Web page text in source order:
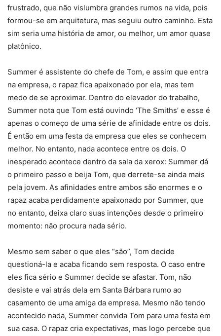
frustrado, que não vislumbra grandes rumos na vida, pois
formou-se em arquitetura, mas seguiu outro caminho. Esta
sim seria uma história de amor, ou melhor, um amor quase
platônico.
Summer é assistente do chefe de Tom, e assim que entra
na empresa, o rapaz fica apaixonado por ela, mas tem
medo de se aproximar. Dentro do elevador do trabalho,
Summer nota que Tom está ouvindo ‘The Smiths’ e esse é
apenas o começo de uma série de afinidade entre os dois.
É então em uma festa da empresa que eles se conhecem
melhor. No entanto, nada acontece entre os dois. O
inesperado acontece dentro da sala da xerox: Summer dá
o primeiro passo e beija Tom, que derrete-se ainda mais
pela jovem. As afinidades entre ambos são enormes e o
rapaz acaba perdidamente apaixonado por Summer, que
no entanto, deixa claro suas intenções desde o primeiro
momento: não procura nada sério.
Mesmo sem saber o que eles “são”, Tom decide
questioná-la e acaba ficando sem resposta. O caso entre
eles fica sério e Summer decide se afastar. Tom, não
desiste e vai atrás dela em Santa Bárbara rumo ao
casamento de uma amiga da empresa. Mesmo não tendo
acontecido nada, Summer convida Tom para uma festa em
sua casa. O rapaz cria expectativas, mas logo percebe que